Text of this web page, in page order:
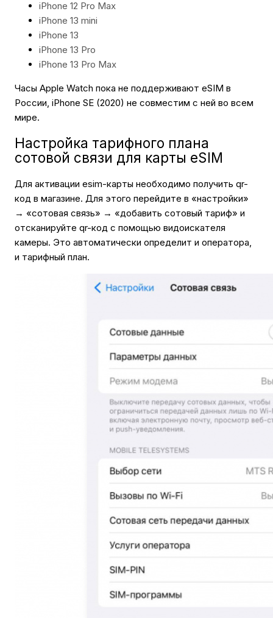
iPhone 12 Pro Max
iPhone 13 mini
iPhone 13
iPhone 13 Pro
iPhone 13 Pro Max
Часы Apple Watch пока не поддерживают eSIM в
России, iPhone SE (2020) не совместим с ней во всем
мире.
Настройка тарифного плана
сотовой связи для карты eSIM
Для активации esim-карты необходимо получить qr-
код в магазине. Для этого перейдите в «настройки»
→ «сотовая связь» → «добавить сотовый тариф» и
отсканируйте qr-код с помощью видоискателя
камеры. Это автоматически определит и оператора,
и тарифный план.